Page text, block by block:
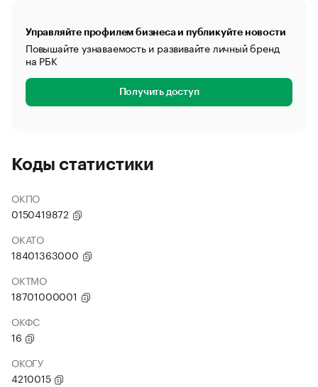
Управляйте профилем бизнеса и публикуйте новости
Повышайте узнаваемость и развивайте личный бренд
на РБК
Получить доступ
Коды статистики
ОКПО
0150419872
ОКАТО
18401363000
ОКТМО
18701000001
ОКФС
16
ОКОГУ
4210015